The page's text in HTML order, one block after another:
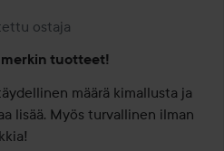
ostaja
tuotteet!
määrä kimallusta ja
lisää. Myös turvallinen ilman